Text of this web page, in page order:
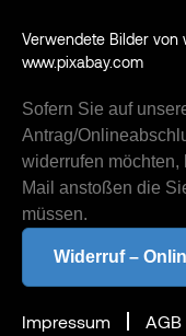
Verwendete Bilder von
www.pixabay.com
Sofern Sie auf
Antrag/
widerrufen möchten,
Mail anstoßen die
müssen.
Widerruf –
Impressum AGB